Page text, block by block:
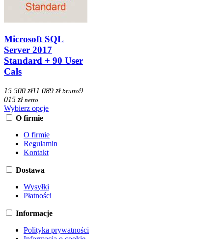
Microsoft SQL
Server 2017
Standard + 90 User
Cals
15 500 zł11 089 zł brutto9
015 zł netto
Wybierz opcje
O firmie
O firmie
Regulamin
Kontakt
Dostawa
Wysyłki
Płatności
Informacje
Polityka prywatności